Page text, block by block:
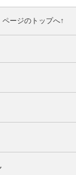
ページのトップへ↑